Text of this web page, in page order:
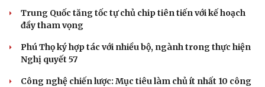
Trung Quốc tăng tốc tự chủ chip tiên tiến với kế hoạch
đầy tham vọng
Phú Thọ ký hợp tác với nhiều bộ, ngành trong thực hiện
Nghị quyết 57
Công nghệ chiến lược: Mục tiêu làm chủ ít nhất 10 công